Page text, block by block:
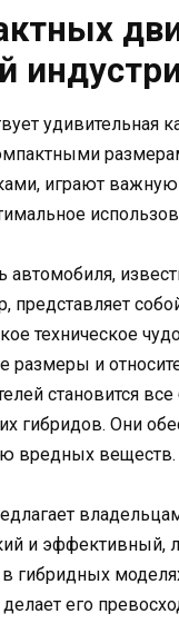
удивительная
играют
техническое
размеры и
становится
гибридов. Они
вредных веществ.
и эффективный,
гибридных
его